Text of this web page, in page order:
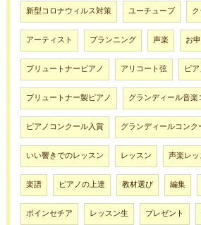
新型コロナウィルス対策 ユーチューブ
アーティスト プランニング 声楽 お
ブリュートナーピアノ アリコート弦 ピ
ブリュートナー製ピアノ グランディール音
ピアノコンクール入賞 グランディールコンク
いい響きでのレッスン レッスン 声楽レ
楽譜 ピアノの上達 教材選び 編集
ポインセチア レッスン生 プレゼント